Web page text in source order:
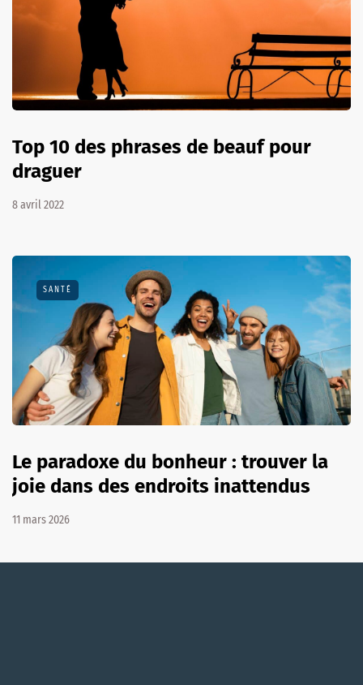
Top 10 des phrases de beauf pour
draguer
8 avril 2022
SANTÉ
Le paradoxe du bonheur : trouver la
joie dans des endroits inattendus
11 mars 2026